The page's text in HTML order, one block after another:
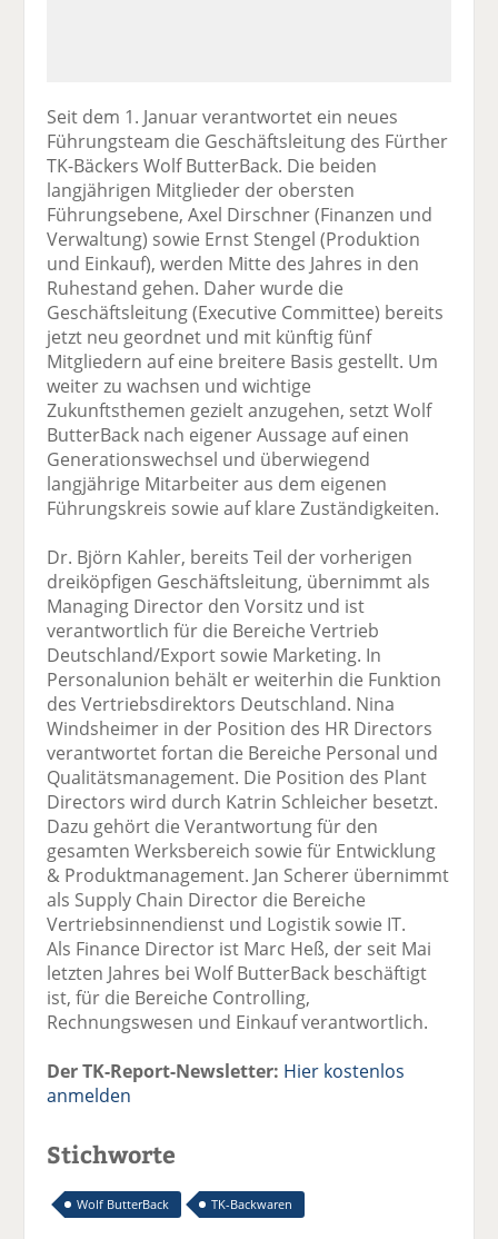
Seit dem 1. Januar verantwortet ein neues
Führungsteam die Geschäftsleitung des Fürther
TK-Bäckers Wolf ButterBack. Die beiden
langjährigen Mitglieder der obersten
Führungsebene, Axel Dirschner (Finanzen und
Verwaltung) sowie Ernst Stengel (Produktion
und Einkauf), werden Mitte des Jahres in den
Ruhestand gehen. Daher wurde die
Geschäftsleitung (Executive Committee) bereits
jetzt neu geordnet und mit künftig fünf
Mitgliedern auf eine breitere Basis gestellt. Um
weiter zu wachsen und wichtige
Zukunftsthemen gezielt anzugehen, setzt Wolf
ButterBack nach eigener Aussage auf einen
Generationswechsel und überwiegend
langjährige Mitarbeiter aus dem eigenen
Führungskreis sowie auf klare Zuständigkeiten.
Dr. Björn Kahler, bereits Teil der vorherigen
dreiköpfigen Geschäftsleitung, übernimmt als
Managing Director den Vorsitz und ist
verantwortlich für die Bereiche Vertrieb
Deutschland/Export sowie Marketing. In
Personalunion behält er weiterhin die Funktion
des Vertriebsdirektors Deutschland. Nina
Windsheimer in der Position des HR Directors
verantwortet fortan die Bereiche Personal und
Qualitätsmanagement. Die Position des Plant
Directors wird durch Katrin Schleicher besetzt.
Dazu gehört die Verantwortung für den
gesamten Werksbereich sowie für Entwicklung
& Produktmanagement. Jan Scherer übernimmt
als Supply Chain Director die Bereiche
Vertriebsinnendienst und Logistik sowie IT.
Als Finance Director ist Marc Heß, der seit Mai
letzten Jahres bei Wolf ButterBack beschäftigt
ist, für die Bereiche Controlling,
Rechnungswesen und Einkauf verantwortlich.
Der TK-Report-Newsletter: Hier kostenlos
anmelden
Stichworte
Wolf ButterBack TK-Backwaren